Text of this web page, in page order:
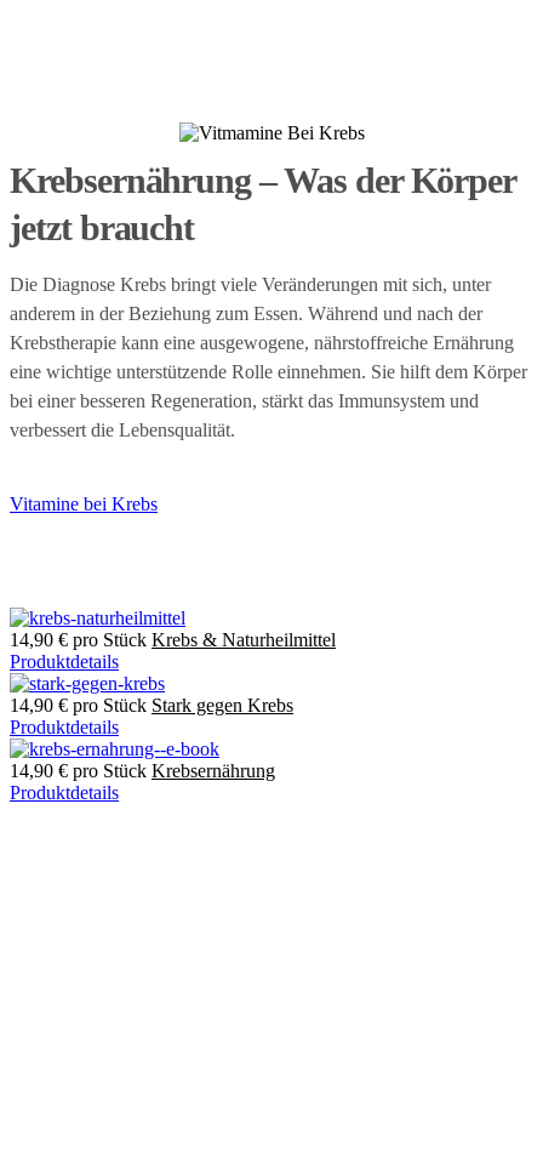
Krebsernährung – Was der Körper
jetzt braucht
Die Diagnose Krebs bringt viele Veränderungen mit sich, unter
anderem in der Beziehung zum Essen. Während und nach der
Krebstherapie kann eine ausgewogene, nährstoffreiche Ernährung
eine wichtige unterstützende Rolle einnehmen. Sie hilft dem Körper
bei einer besseren Regeneration, stärkt das Immunsystem und
verbessert die Lebensqualität.
Vitamine bei Krebs
14,90 € pro Stück Krebs & Naturheilmittel
Produktdetails
14,90 € pro Stück Stark gegen Krebs
Produktdetails
14,90 € pro Stück Krebsernährung
Produktdetails